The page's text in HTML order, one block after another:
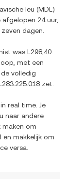
leu (MDL )
afgelopen 24 uur,
dagen.
was L298,40
met een
de volledig
zet.
real time. Je
naar andere
maken om
en makkelijk om
versa.